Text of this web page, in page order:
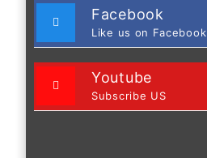
Facebook
Like us on Facebook
Youtube
Subscribe US